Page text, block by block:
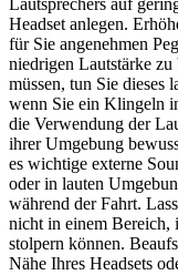
Lautsprechers auf
Headset anlegen.
für Sie angenehmen
niedrigen Lautstärke zu
müssen, tun Sie dieses
wenn Sie ein Klingeln
die Verwendung der
ihrer Umgebung
es wichtige externe
oder in lauten
während der Fahrt.
nicht in einem Bereich,
stolpern können.
Nähe Ihres Headsets